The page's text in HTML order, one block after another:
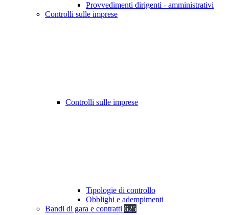
Provvedimenti dirigenti - amministrativi
Controlli sulle imprese
Controlli sulle imprese
Tipologie di controllo
Obblighi e adempimenti
Bandi di gara e contratti 625